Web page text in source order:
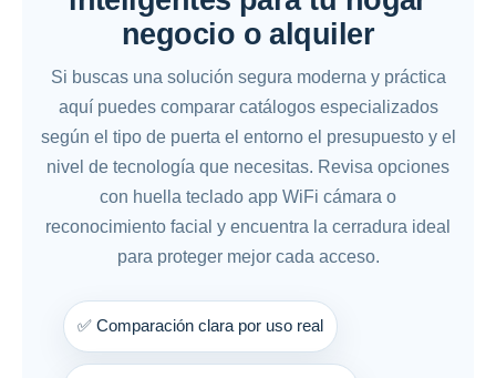
negocio o alquiler
Si buscas una solución segura moderna y práctica
aquí puedes comparar catálogos especializados
según el tipo de puerta el entorno el presupuesto y el
nivel de tecnología que necesitas. Revisa opciones
con huella teclado app WiFi cámara o
reconocimiento facial y encuentra la cerradura ideal
para proteger mejor cada acceso.
✅ Comparación clara por uso real